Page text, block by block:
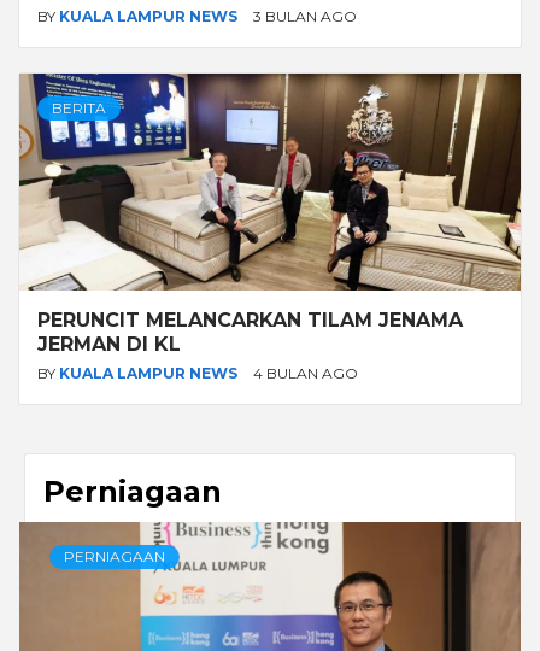
BY KUALA LAMPUR NEWS 3 BULAN AGO
BERITA
PERUNCIT MELANCARKAN TILAM JENAMA
JERMAN DI KL
BY KUALA LAMPUR NEWS 4 BULAN AGO
Perniagaan
PERNIAGAAN